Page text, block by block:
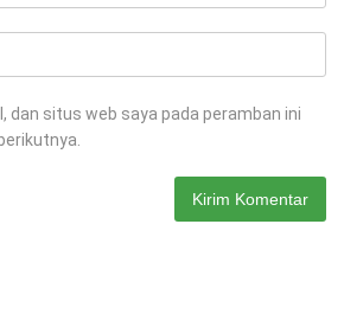
dan situs web saya pada peramban ini